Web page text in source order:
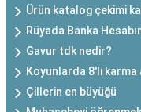
Ürün katalog çekimi
Rüyada Banka
Gavur tdk nedir?
Koyunlarda 8'li karma
Çillerin en büyüğü